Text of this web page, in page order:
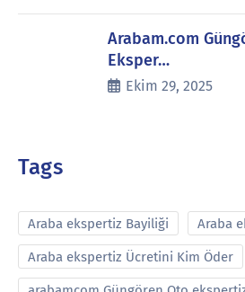
Arabam.com
Eksper…
Ekim 29, 2025
Tags
Araba ekspertiz Bayiliği Araba
Araba ekspertiz Ücretini Kim Öder